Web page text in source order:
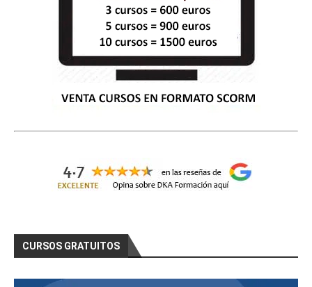
CURSOS GRATUITOS